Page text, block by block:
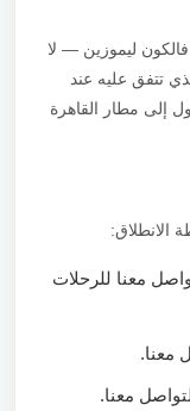
ليموزين — لا
تتفق عليه عند
إلى مطار القاهرة
معنا للرحلات
معنا.